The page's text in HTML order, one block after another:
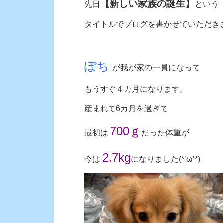
先日 【新しい家族の誕生】 という
タイトルでブログを書かせていただき
ぽち が我が家の一員になって
もうすぐ４カ月になります。
産まれて6カ月を過ぎて
最初は 700ｇ だった体重が
今は 2.7kgになりました(*’ω’*)